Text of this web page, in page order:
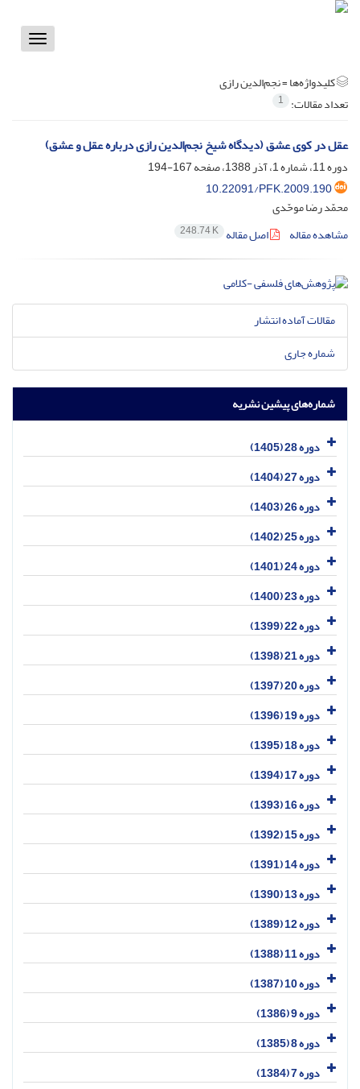
Toggle
کلیدواژه‌ها =نجم‌الدین رازی
تعداد مقالات: 1
عقل در کوی عشق (دیدگاه شیخ نجم‌الدین رازی درباره عقل و عشق)
دوره 11، شماره 1، آذر 1388، صفحه
167-194
10.22091/PFK.2009.190
محمّد رضا موحّدی
مشاهده مقاله
اصل مقاله 248.74 K
مقالات آماده انتشار
شماره جاری
شماره‌های پیشین نشریه
دوره 28 (1405)
دوره 27 (1404)
دوره 26 (1403)
دوره 25 (1402)
دوره 24 (1401)
دوره 23 (1400)
دوره 22 (1399)
دوره 21 (1398)
دوره 20 (1397)
دوره 19 (1396)
دوره 18 (1395)
دوره 17 (1394)
دوره 16 (1393)
دوره 15 (1392)
دوره 14 (1391)
دوره 13 (1390)
دوره 12 (1389)
دوره 11 (1388)
دوره 10 (1387)
دوره 9 (1386)
دوره 8 (1385)
دوره 7 (1384)